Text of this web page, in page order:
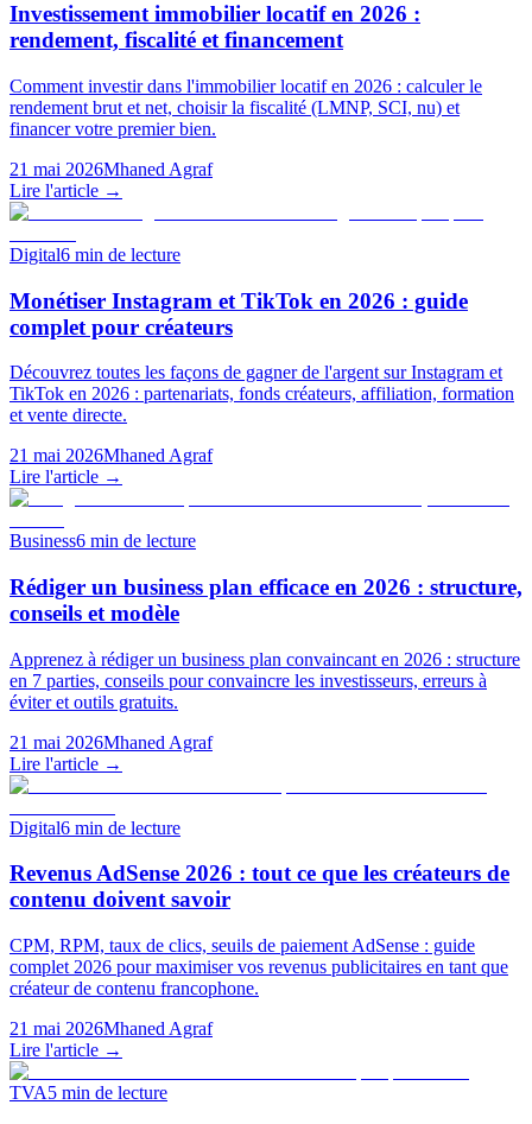
Investissement immobilier locatif en 2026 :
rendement, fiscalité et financement
Comment investir dans l'immobilier locatif en 2026 : calculer le
rendement brut et net, choisir la fiscalité (LMNP, SCI, nu) et
financer votre premier bien.
21 mai 2026Mhaned Agraf
Lire l'article →
Digital6 min de lecture
Monétiser Instagram et TikTok en 2026 : guide
complet pour créateurs
Découvrez toutes les façons de gagner de l'argent sur Instagram et
TikTok en 2026 : partenariats, fonds créateurs, affiliation, formation
et vente directe.
21 mai 2026Mhaned Agraf
Lire l'article →
Business6 min de lecture
Rédiger un business plan efficace en 2026 : structure,
conseils et modèle
Apprenez à rédiger un business plan convaincant en 2026 : structure
en 7 parties, conseils pour convaincre les investisseurs, erreurs à
éviter et outils gratuits.
21 mai 2026Mhaned Agraf
Lire l'article →
Digital6 min de lecture
Revenus AdSense 2026 : tout ce que les créateurs de
contenu doivent savoir
CPM, RPM, taux de clics, seuils de paiement AdSense : guide
complet 2026 pour maximiser vos revenus publicitaires en tant que
créateur de contenu francophone.
21 mai 2026Mhaned Agraf
Lire l'article →
TVA5 min de lecture